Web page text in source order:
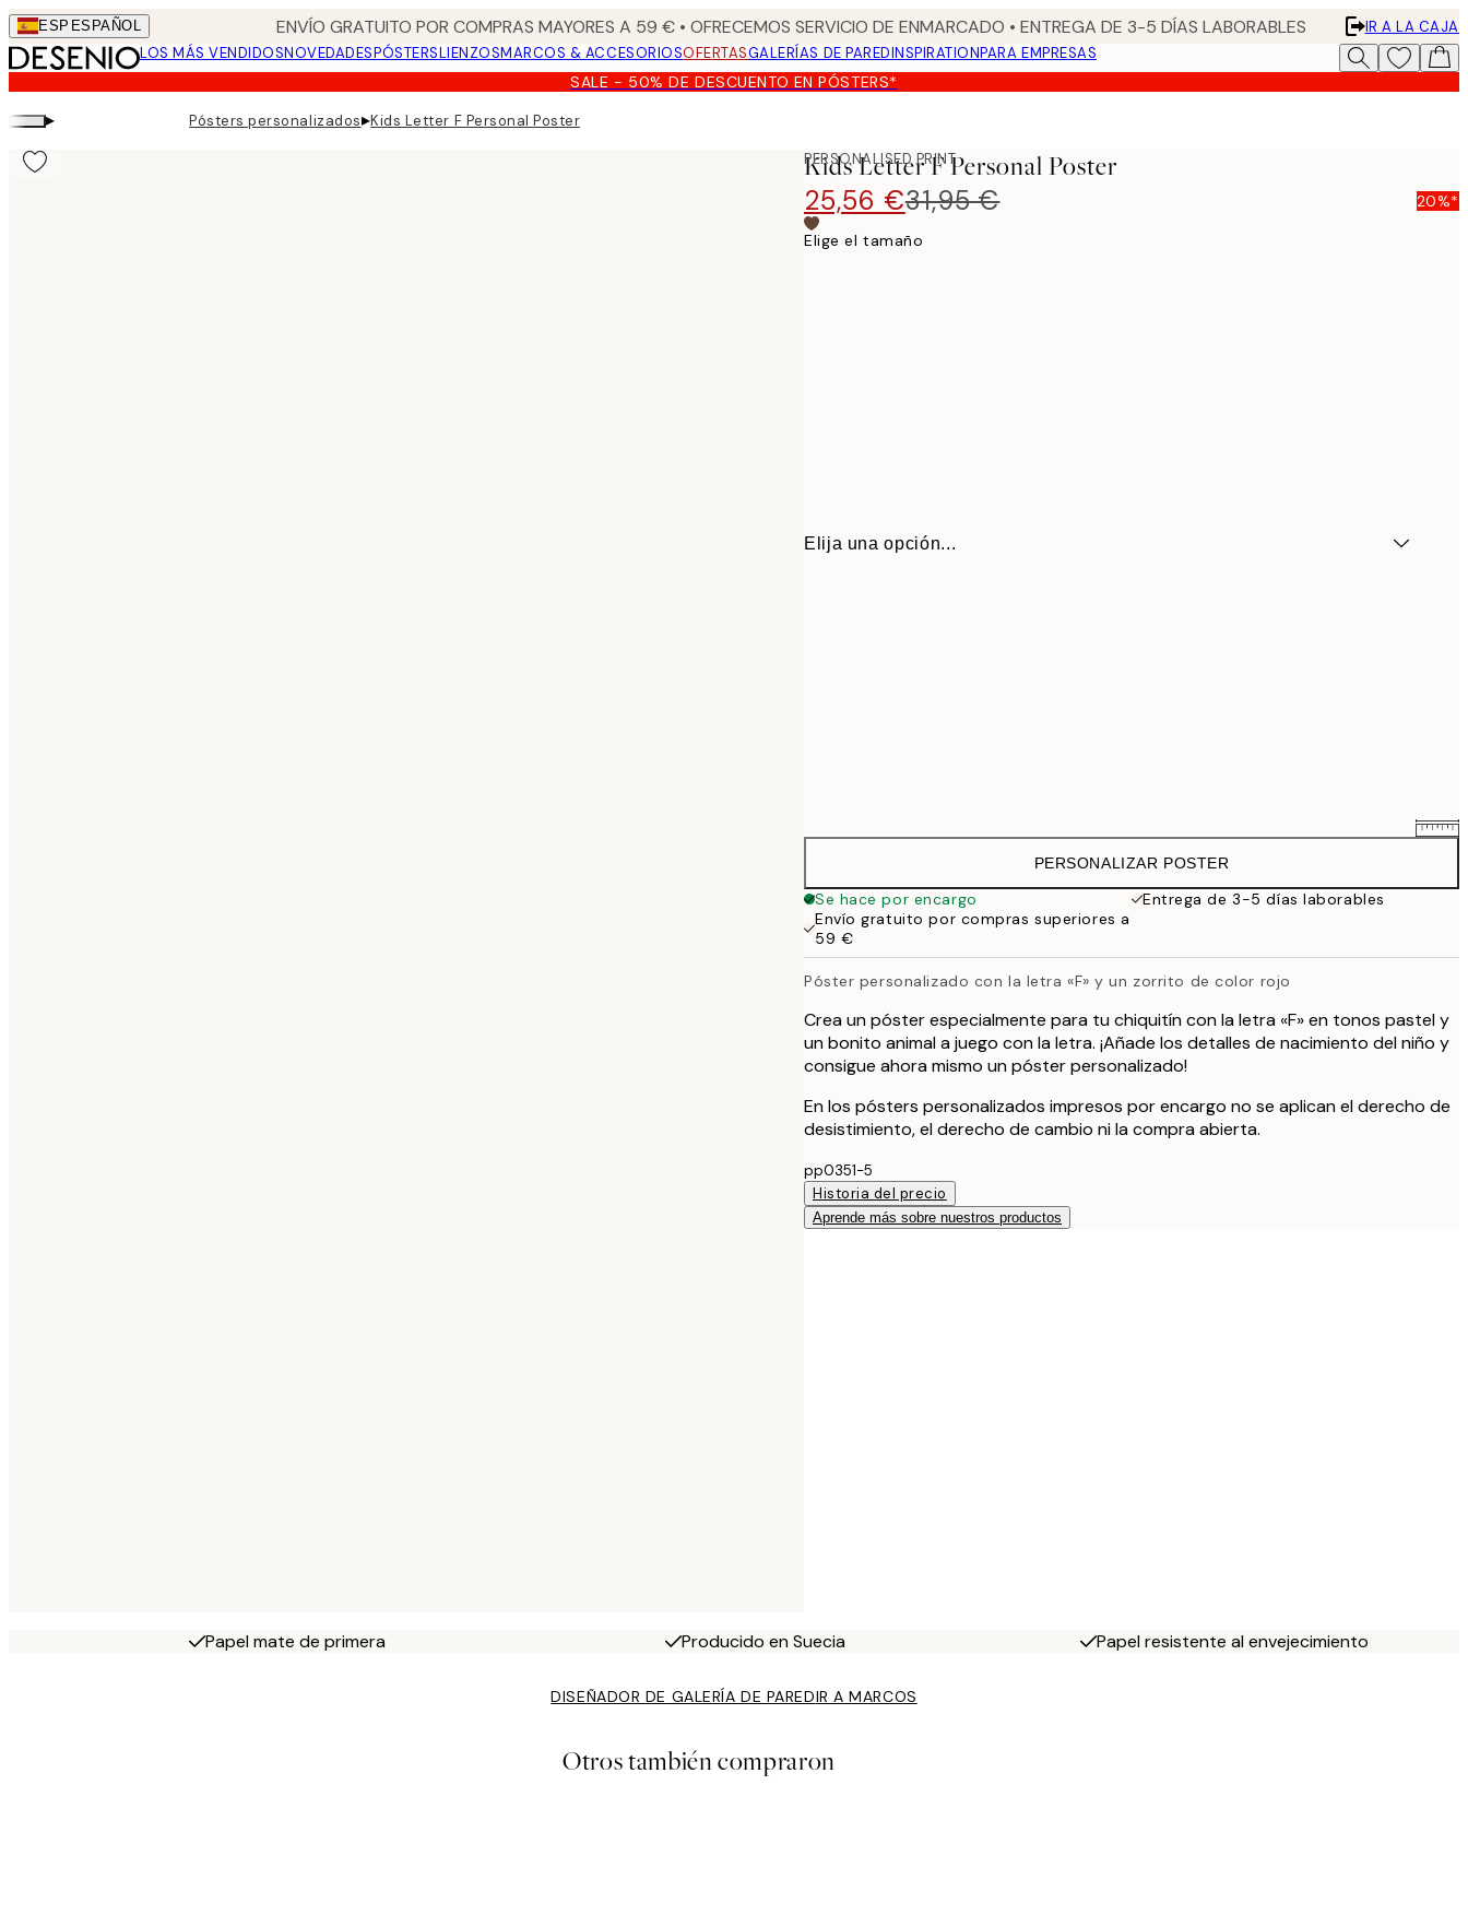
Skip
to
main
content.
ESP ESPAÑOL ENVÍO GRATUITO POR COMPRAS MAYORES A 59 € • OFRECEMOS SERVICIO DE ENMARCADO • ENTREGA DE 3-5 DÍAS LABORABLES
IR A LA CAJA
LOS MÁS VENDIDOSNOVEDADESPÓSTERSLIENZOSMARCOS & ACCESORIOSOFERTASGALERÍAS DE PAREDINSPIRATIONPARA EMPRESAS
SALE - 50% DE DESCUENTO EN PÓSTERS*
▸ Pósters personalizados▸Kids Letter F Personal Poster
PERSONALISED PRINT
Kids Letter F Personal Poster
25,56 €31,95 € 20%*
Elige el tamaño
Elija una opción...
31,95 €
50x70 cm
PERSONALIZAR POSTER
Se hace por encargo
Entrega de 3-5 días laborables
Envío gratuito por compras superiores a
59 €
Póster personalizado con la letra «F» y un zorrito de color rojo
Crea un póster especialmente para tu chiquitín con la letra «F» en tonos pastel y
un bonito animal a juego con la letra. ¡Añade los detalles de nacimiento del niño y
consigue ahora mismo un póster personalizado!
En los pósters personalizados impresos por encargo no se aplican el derecho de
desistimiento, el derecho de cambio ni la compra abierta.
pp0351-5
Historia del precio
Aprende más sobre nuestros productos
Papel mate de primera Producido en Suecia Papel resistente al envejecimiento
DISEÑADOR DE GALERÍA DE PAREDIR A MARCOS
Otros también compraron